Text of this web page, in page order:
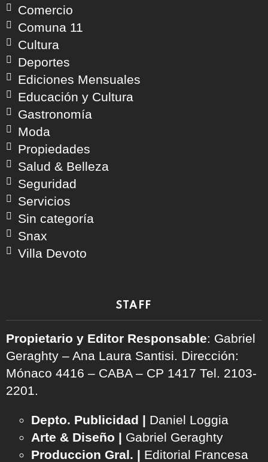
Comercio
Comuna 11
Cultura
Deportes
Ediciones Mensuales
Educación y Cultura
Gastronomía
Moda
Propiedades
Salud & Belleza
Seguridad
Servicios
Sin categoría
Snax
Villa Devoto
STAFF
Propietario y Editor Responsable: Gabriel
Geraghty – Ana Laura Santisi. Dirección:
Mónaco 4416 – CABA – CP 1417 Tel. 2103-
2201.
Depto. Publicidad | Daniel Loggia
Arte & Diseño | Gabriel Geraghty
Produccion Gral. | Editorial Francesa